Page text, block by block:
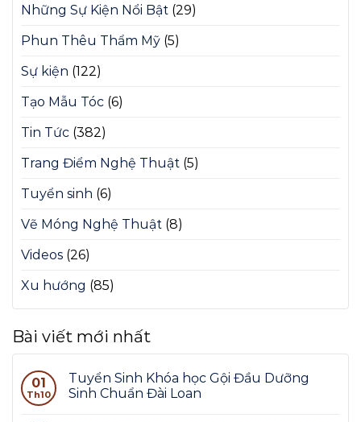
Những Sự Kiện Nổi Bật (29)
Phun Thêu Thẩm Mỹ (5)
Sự kiện (122)
Tạo Mẫu Tóc (6)
Tin Tức (382)
Trang Điểm Nghệ Thuật (5)
Tuyển sinh (6)
Vẽ Móng Nghệ Thuật (8)
Videos (26)
Xu hướng (85)
Bài viết mới nhất
01
Th10
Tuyển Sinh Khóa học Gội Đầu Dưỡng
Sinh Chuẩn Đài Loan